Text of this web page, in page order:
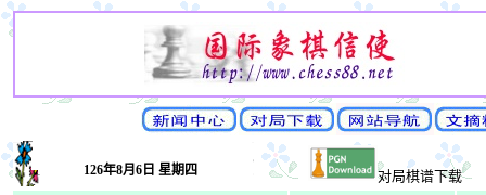
126年8月6日 星期四
对局棋谱下载